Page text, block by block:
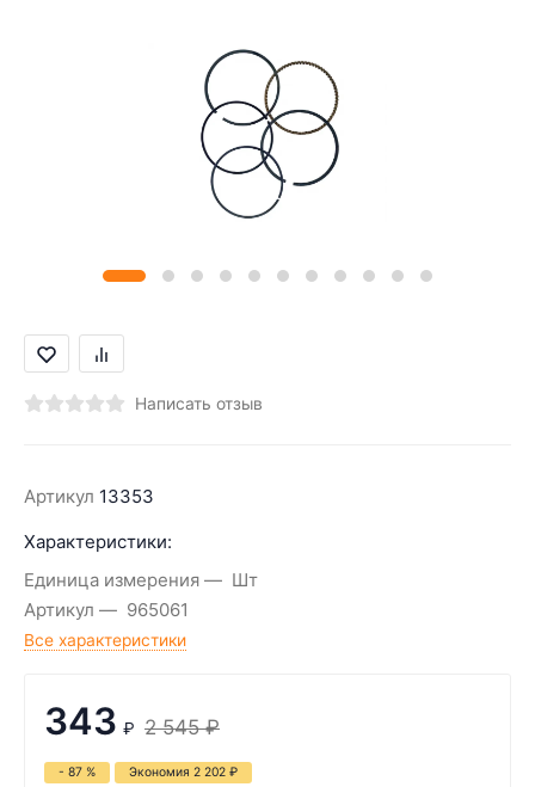
Написать отзыв
Артикул 13353
Характеристики:
Единица измерения
Шт
Артикул
965061
Все характеристики
343 ₽ 2 545 ₽
- 87 % Экономия 2 202 ₽